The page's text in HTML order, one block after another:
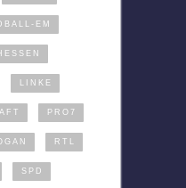
EM
LINKE
PRO7
RTL
SPD